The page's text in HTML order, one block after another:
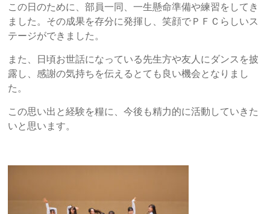
この日のために、部員一同、一生懸命準備や練習をしてき
ました。その成果を存分に発揮し、笑顔でＰＦＣらしいス
テージができました。
また、日頃お世話になっている先生方や友人にダンスを披
露し、感謝の気持ちを伝えるとても良い機会となりまし
た。
この思い出と経験を糧に、今後も精力的に活動していきた
いと思います。